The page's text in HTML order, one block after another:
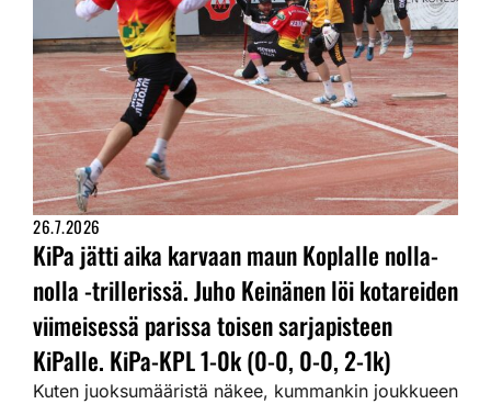
26.7.2026
KiPa jätti aika karvaan maun Koplalle nolla-
nolla -trillerissä. Juho Keinänen löi kotareiden
viimeisessä parissa toisen sarjapisteen
KiPalle. KiPa-KPL 1-0k (0-0, 0-0, 2-1k)
Kuten juoksumääristä näkee, kummankin joukkueen